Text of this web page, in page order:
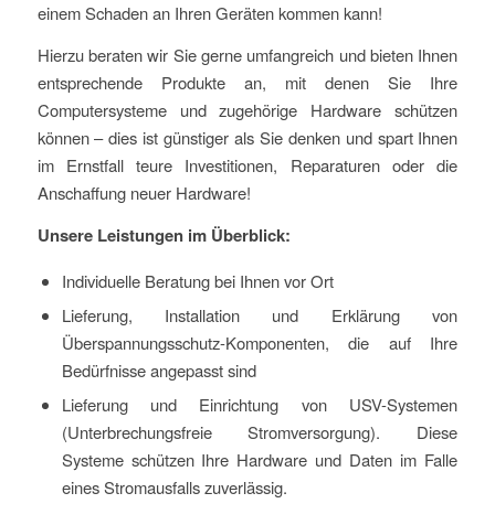
einem Schaden an Ihren Geräten kommen kann!
Hierzu beraten wir Sie gerne umfangreich und bieten Ihnen
entsprechende Produkte an, mit denen Sie Ihre
Computersysteme und zugehörige Hardware schützen
können – dies ist günstiger als Sie denken und spart Ihnen
im Ernstfall teure Investitionen, Reparaturen oder die
Anschaffung neuer Hardware!
Unsere Leistungen im Überblick:
Individuelle Beratung bei Ihnen vor Ort
Lieferung, Installation und Erklärung von
Überspannungsschutz-Komponenten, die auf Ihre
Bedürfnisse angepasst sind
Lieferung und Einrichtung von USV-Systemen
(Unterbrechungsfreie Stromversorgung). Diese
Systeme schützen Ihre Hardware und Daten im Falle
eines Stromausfalls zuverlässig.